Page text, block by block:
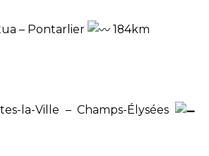
– Pontarlier 184km
la-Ville – Champs-Élysées